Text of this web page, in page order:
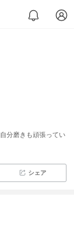
分磨きも頑張ってい
シェア